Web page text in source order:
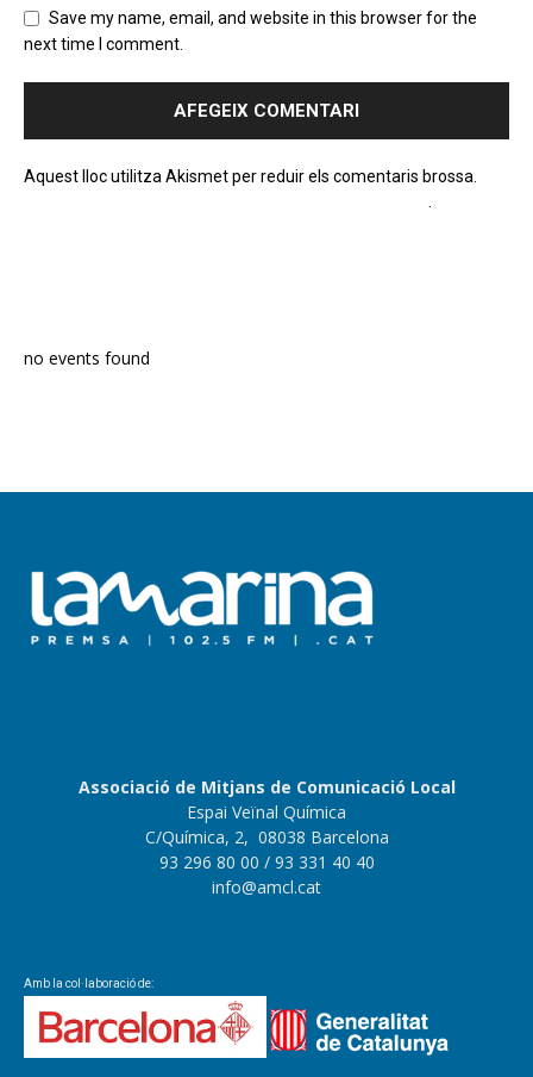
Save my name, email, and website in this browser for the
next time I comment.
Aquest lloc utilitza Akismet per reduir els comentaris brossa.
no events found
Associació de Mitjans de Comunicació Local
Espai Veïnal Química
C/Química, 2, 08038 Barcelona
93 296 80 00 / 93 331 40 40
info@amcl.cat
Amb la col·laboració de: